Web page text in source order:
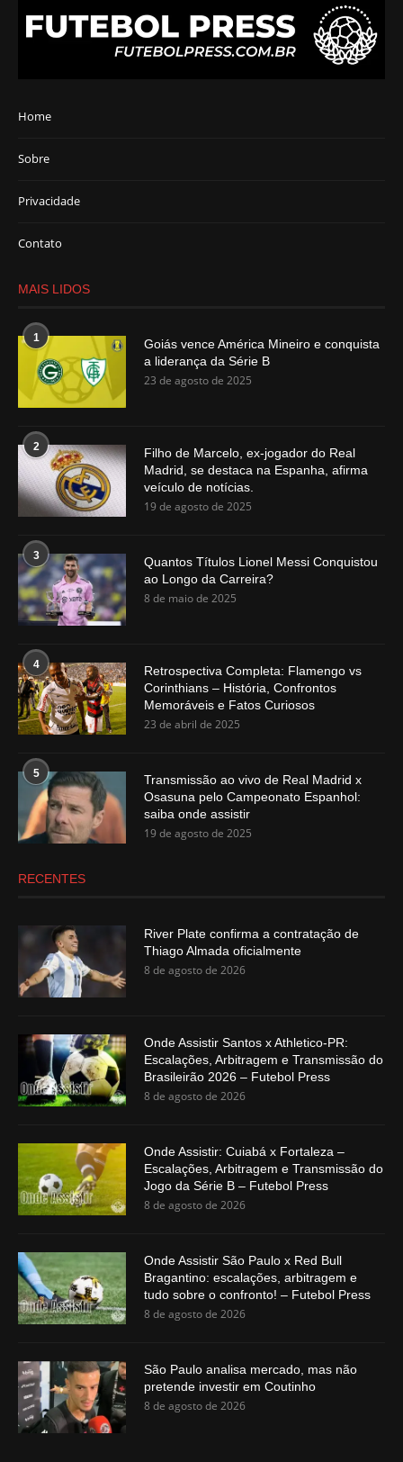
Home
Sobre
Privacidade
Contato
MAIS LIDOS
1
Goiás vence América Mineiro e conquista
a liderança da Série B
23 de agosto de 2025
2
Filho de Marcelo, ex-jogador do Real
Madrid, se destaca na Espanha, afirma
veículo de notícias.
19 de agosto de 2025
3
Quantos Títulos Lionel Messi Conquistou
ao Longo da Carreira?
8 de maio de 2025
4
Retrospectiva Completa: Flamengo vs
Corinthians – História, Confrontos
Memoráveis e Fatos Curiosos
23 de abril de 2025
5
Transmissão ao vivo de Real Madrid x
Osasuna pelo Campeonato Espanhol:
saiba onde assistir
19 de agosto de 2025
RECENTES
River Plate confirma a contratação de
Thiago Almada oficialmente
8 de agosto de 2026
Onde Assistir Santos x Athletico-PR:
Escalações, Arbitragem e Transmissão do
Brasileirão 2026 – Futebol Press
8 de agosto de 2026
Onde Assistir: Cuiabá x Fortaleza –
Escalações, Arbitragem e Transmissão do
Jogo da Série B – Futebol Press
8 de agosto de 2026
Onde Assistir São Paulo x Red Bull
Bragantino: escalações, arbitragem e
tudo sobre o confronto! – Futebol Press
8 de agosto de 2026
São Paulo analisa mercado, mas não
pretende investir em Coutinho
8 de agosto de 2026